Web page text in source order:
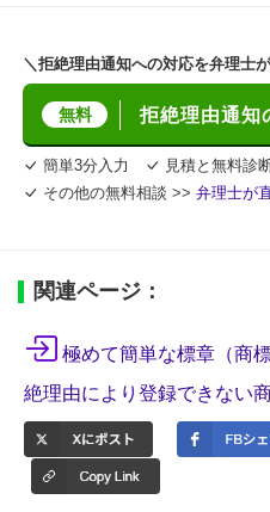
＼拒絶理由通知への対応を弁理士
無料 拒絶理由通知
簡単3分入力
見積と無料診
その他の無料相談 >> 弁理士が
関連ページ：
極めて簡単な標章（商
絶理由により登録できない